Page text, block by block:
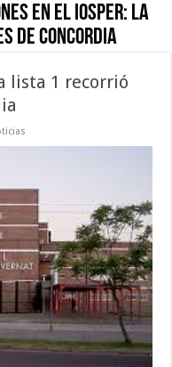
en el Iosper: La
de Concordia
lista 1 recorrió